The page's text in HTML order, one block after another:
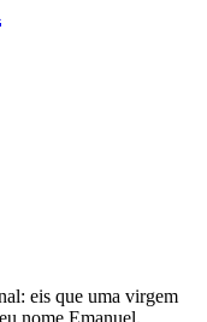
eis que uma virgem
nome Emanuel.